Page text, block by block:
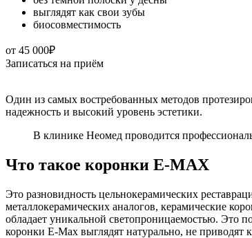
выглядят как свои зубы
биосовместимость
от 45 000₽
Записаться на приём
Один из самых востребованных методов
надежность и высокий уровень эстетики.
В клинике Неомед проводится
Что такое коронки E-MAX
Это разновидность цельнокерамических
металлокерамических аналогов, керамические
обладает уникальной светопроницаемостью. Это
коронки E-Max выглядят натурально, не